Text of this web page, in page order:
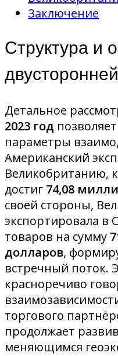
Заключение
Структура и
Детальное
2023 год
параметры
Американский
Великобританию,
достиг 74,08
своей стороны,
экспортировала
товаров на сумму
долларов,
встречный поток.
красноречиво
торгового
продолжает
меняющимся